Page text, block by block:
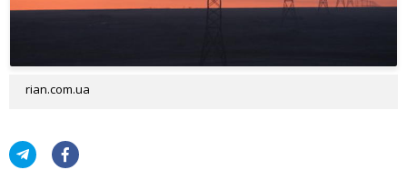
rian.com.ua